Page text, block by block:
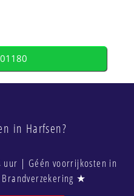
in Harfsen?
| Géén voorrijkosten in
★